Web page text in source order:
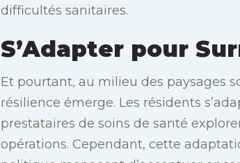
difficultés sanitaires.
S’Adapter pour
Et pourtant, au milieu des paysages
résilience émerge. Les résidents
prestataires de soins de santé
opérations. Cependant, cette